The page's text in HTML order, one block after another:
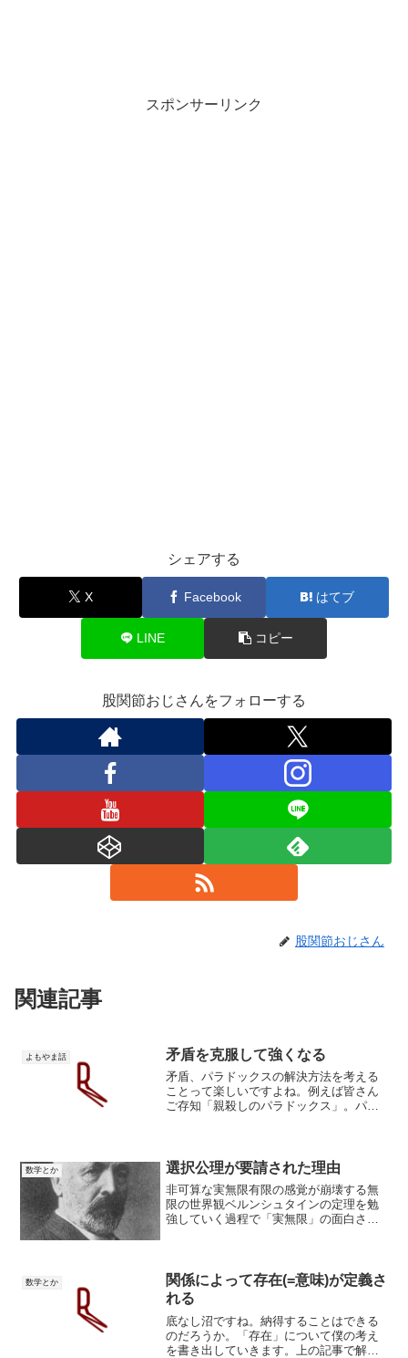
スポンサーリンク
シェアする
X Facebook はてブ
LINE コピー
股関節おじさんをフォローする
股関節おじさん
関連記事
よもやま話 矛盾を克服して強くなる
矛盾、パラドックスの解決方法を考える
ことって楽しいですよね。例えば皆さん
ご存知「親殺しのパラドックス」。パラ
きるか？殺した時点で娘が...
数学とか 選択公理が要請された理由
非可算な実無限有限の感覚が崩壊する無
限の世界観ベルンシュタインの定理を勉
強していく過程で「実無限」の面白さや
欲求が、無限を実体化...
数学とか
関係によって存在(=意味)が定義さ
れる
底なし沼ですね。納得することはできる
のだろうか。「存在」について僕の考え
を書き出していきます。上の記事で解説